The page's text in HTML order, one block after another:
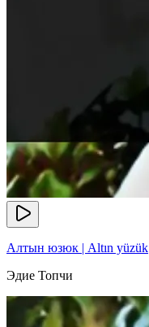
Алтын юзюк | Altın yüzük
Эдие Топчи